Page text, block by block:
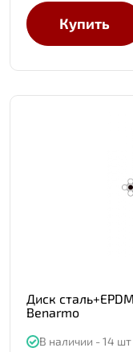
Купить
Диск
Benarmo
В наличии - 14 шт